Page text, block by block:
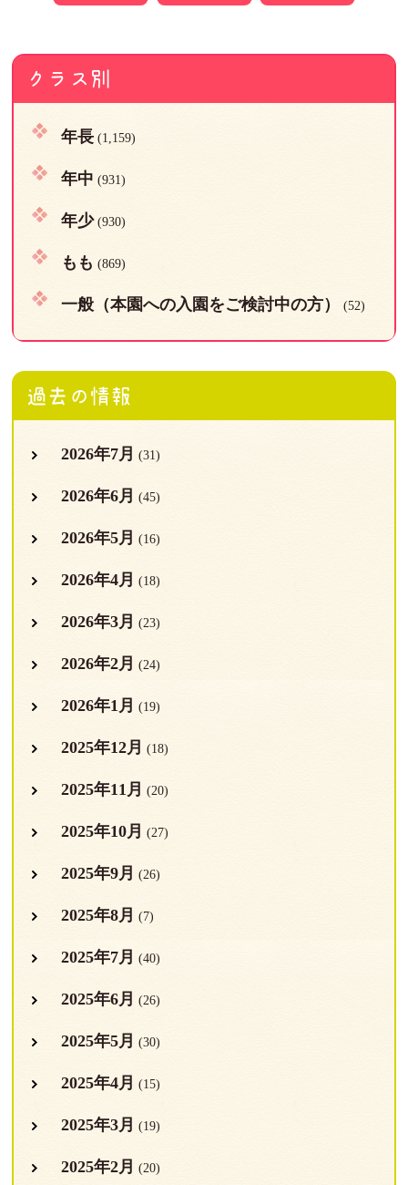
クラス別
年長(1,159)
年中 (931)
年少(930)
もも (869)
一般（本園への入園をご検討中の方） (52)
過去の情報
2026年7月 (31)
2026年6月 (45)
2026年5月 (16)
2026年4月 (18)
2026年3月 (23)
2026年2月 (24)
2026年1月 (19)
2025年12月 (18)
2025年11月 (20)
2025年10月 (27)
2025年9月 (26)
2025年8月 (7)
2025年7月 (40)
2025年6月 (26)
2025年5月 (30)
2025年4月 (15)
2025年3月 (19)
2025年2月 (20)